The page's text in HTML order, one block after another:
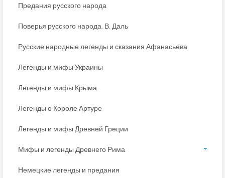
Предания русского народа
Поверья русского народа. В. Даль
Русские народные легенды и сказания Афанасьева
Легенды и мифы Украины
Легенды и мифы Крыма
Легенды о Короле Артуре
Легенды и мифы Древней Греции
Мифы и легенды Древнего Рима
Немецкие легенды и предания